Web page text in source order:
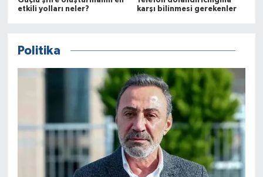
etkili yolları neler?
karşı bilinmesi gerekenler
Politika